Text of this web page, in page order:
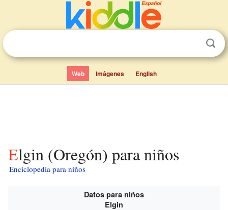
Web Imágenes English
Elgin (Oregón) para niños
Enciclopedia para niños
Datos para niños
Elgin